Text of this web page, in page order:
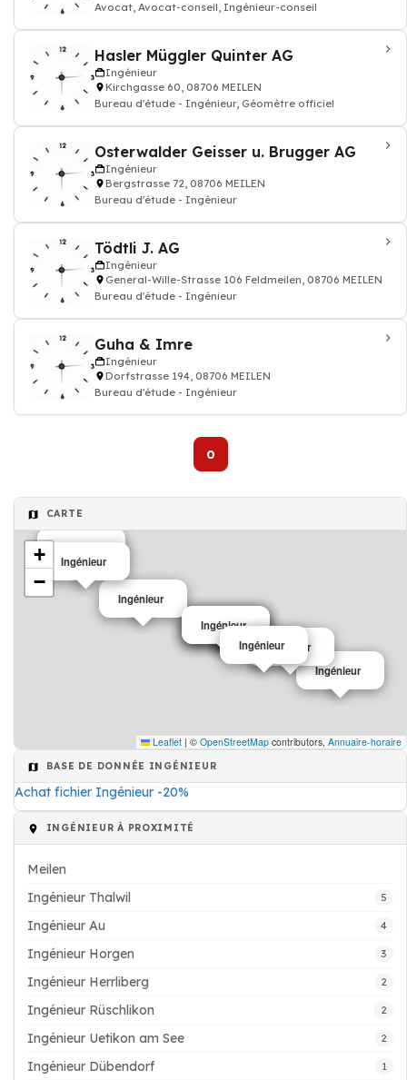
Avocat, Avocat-conseil, Ingénieur-conseil
Hasler Müggler Quinter AG
Ingénieur
Kirchgasse 60, 08706 MEILEN
Bureau d'étude - Ingénieur, Géomètre officiel
Osterwalder Geisser u. Brugger AG
Ingénieur
Bergstrasse 72, 08706 MEILEN
Bureau d'étude - Ingénieur
Tödtli J. AG
Ingénieur
General-Wille-Strasse 106 Feldmeilen, 08706 MEILEN
Bureau d'étude - Ingénieur
Guha & Imre
Ingénieur
Dorfstrasse 194, 08706 MEILEN
Bureau d'étude - Ingénieur
0
CARTE
Ingénieur
Ingénieur
Ingénieur
Ingénieur
Ingénieur
Ingénieur
Ingénieur
Ingénieur
Ingénieur
+
−
Leaflet | © OpenStreetMap contributors, Annuaire-horaire
BASE DE DONNÉE INGÉNIEUR
Achat fichier Ingénieur -20%
INGÉNIEUR À PROXIMITÉ
Meilen
Ingénieur Thalwil
5
Ingénieur Au 4
Ingénieur Horgen 3
Ingénieur Herrliberg 2
Ingénieur Rüschlikon 2
Ingénieur Uetikon am See 2
Ingénieur Dübendorf 1